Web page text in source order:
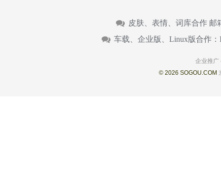
皮肤、表情、词库合作 邮
车载、企业版、Linux版合作：
企业推广
© 2026 SOGOU.COM